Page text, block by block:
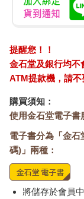
提醒您！！
金石堂及銀行均不
ATM提款機，請不
購買須知：
使用金石堂電子書
電子書分為「金
碼)」兩種：
將儲存於會員